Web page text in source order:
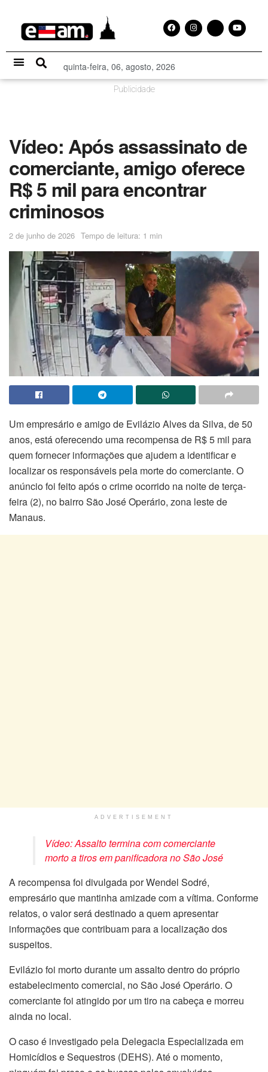
quinta-feira, 06, agosto, 2026
Publicidade
Vídeo: Após assassinato de
comerciante, amigo oferece
R$ 5 mil para encontrar
criminosos
2 de junho de 2026 Tempo de leitura: 1 min
Um empresário e amigo de Evilázio Alves da Silva, de 50
anos, está oferecendo uma recompensa de R$ 5 mil para
quem fornecer informações que ajudem a identificar e
localizar os responsáveis pela morte do comerciante. O
anúncio foi feito após o crime ocorrido na noite de terça-
feira (2), no bairro São José Operário, zona leste de
Manaus.
ADVERTISEMENT
Vídeo: Assalto termina com comerciante
morto a tiros em panificadora no São José
A recompensa foi divulgada por Wendel Sodré,
empresário que mantinha amizade com a vítima. Conforme
relatos, o valor será destinado a quem apresentar
informações que contribuam para a localização dos
suspeitos.
Evilázio foi morto durante um assalto dentro do próprio
estabelecimento comercial, no São José Operário. O
comerciante foi atingido por um tiro na cabeça e morreu
ainda no local.
O caso é investigado pela Delegacia Especializada em
Homicídios e Sequestros (DEHS). Até o momento,